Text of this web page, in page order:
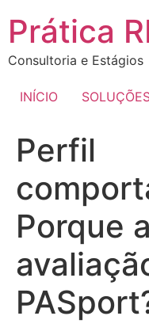
para
conteúdo
Prática
Consultoria e Estágios
INÍCIO
Perfil
Porque